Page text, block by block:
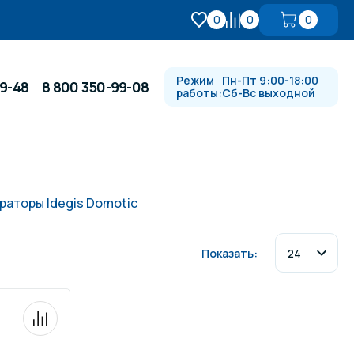
0 0 0
Водопады, водяные пушки и
48 8 800 350-99-08
Режим
работы:
Пн-Пт 9:00-18:00
Сб-Вс выходной
Idegis Domotic
Показать: